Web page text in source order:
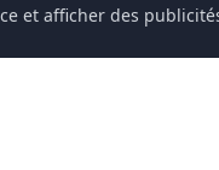
et afficher des